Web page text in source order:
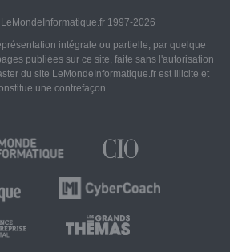
1997-2026
intégrale ou partielle, par quelque
publiées sur ce site, faite sans l'autorisation
du site LeMondeInformatique.fr est illicite et
une contrefaçon.